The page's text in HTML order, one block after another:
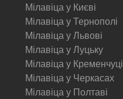
Мілавіца у Києві
Мілавіца у Тернополі
Мілавіца у Львові
Мілавіца у Луцьку
Мілавіца у Кременчуці
Мілавіца у Черкасах
Мілавіца у Полтаві